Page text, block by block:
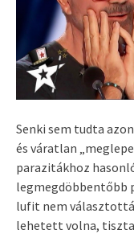
Senki sem tudta
és váratlan
parazitákhoz
legmegdöbbentőbb
lufit nem
lehetett volna,